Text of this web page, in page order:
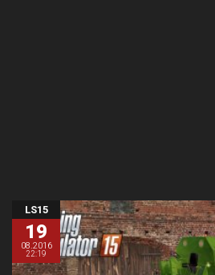
LS15
19
08.2016
22:19